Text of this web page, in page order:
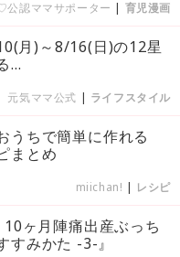
公認ママサポーター | 育児漫画
月)～8/16(日)の12星
...
元気ママ公式 | ライフスタイル
うちで簡単に作れる
まとめ
miichan! | レシピ
10ヶ月陣痛出産ぶっち
みかた -3-』